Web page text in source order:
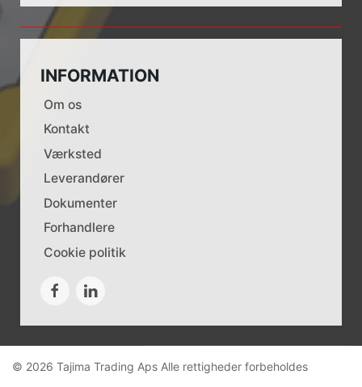
INFORMATION
Om os
Kontakt
Værksted
Leverandører
Dokumenter
Forhandlere
Cookie politik
© 2026 Tajima Trading Aps Alle rettigheder forbeholdes